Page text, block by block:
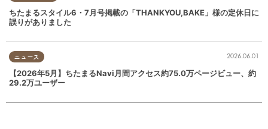
ちたまるスタイル6・7月号掲載の「THANKYOU,BAKE」様の定休日に
誤りがありました
ニュース 2026.06.01
【2026年5月】ちたまるNavi月間アクセス約75.0万ページビュー、約
29.2万ユーザー